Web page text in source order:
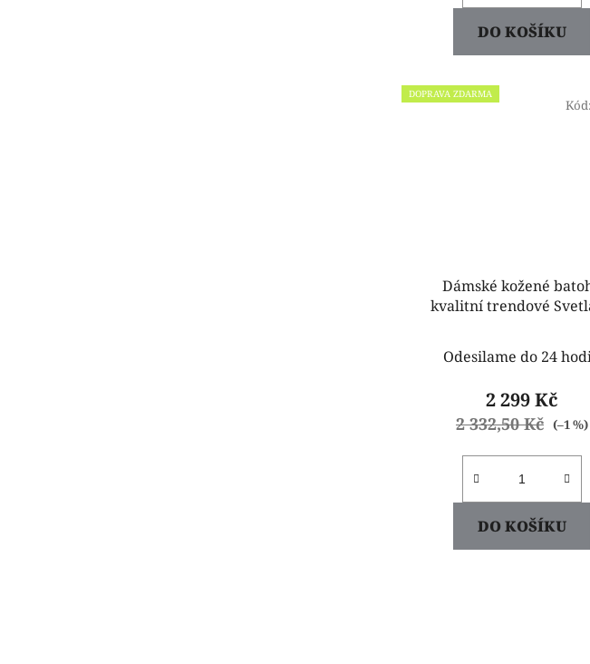
DO KOŠÍKU
DOPRAVA ZDARMA
Dámské kožené
kvalitní trendové
Odesilame do 24
2 299 Kč
2 332,50 Kč (–1 %)
DO KOŠÍKU
Kód: